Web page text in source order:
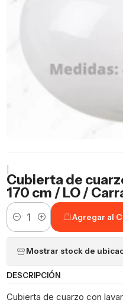
Cubierta de
170 cm / LO /
Cantidad
Agregar al
Mostrar stock de
DESCRIPCIÓN
Cubierta de cuarzo con